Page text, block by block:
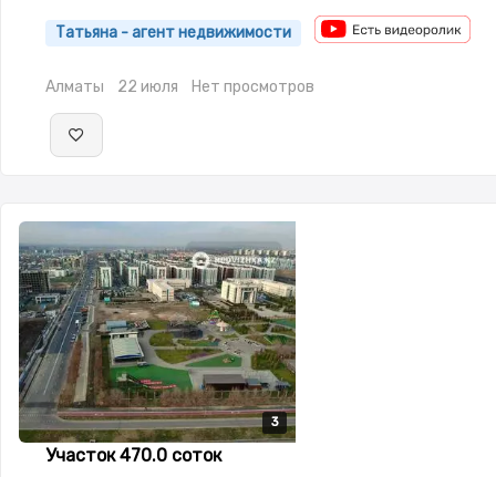
Татьяна - агент недвижимости
Алматы 22 июля Нет просмотров
3
3
3
Участок 470.0 соток